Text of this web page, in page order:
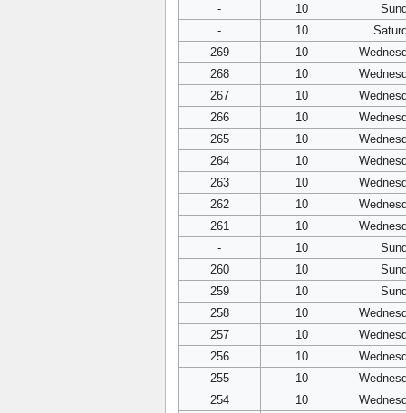
-
10
-
10
269
10
268
10
267
10
266
10
265
10
264
10
263
10
262
10
261
10
-
10
260
10
259
10
258
10
257
10
256
10
255
10
254
10